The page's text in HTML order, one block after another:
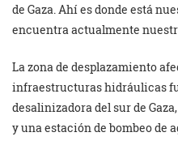
de Gaza. Ahí es donde está
encuentra actualmente
La zona de desplazamiento
infraestructuras hidráulicas
desalinizadora del sur de
y una estación de bombeo de